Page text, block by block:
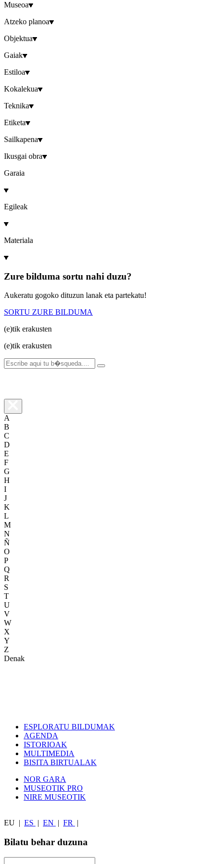
Museoa
Atzeko planoa
Objektua
Gaiak
Estiloa
Kokalekua
Teknika
Etiketa
Sailkapena
Ikusgai obra
Garaia
Egileak
Materiala
Zure bilduma sortu nahi duzu?
Aukeratu gogoko dituzun lanak eta partekatu!
SORTU ZURE BILDUMA
(e)tik erakusten
(e)tik erakusten
A
B
C
D
E
F
G
H
I
J
K
L
M
N
Ñ
O
P
Q
R
S
T
U
V
W
X
Y
Z
Denak
ESPLORATU BILDUMAK
AGENDA
ISTORIOAK
MULTIMEDIA
BISITA BIRTUALAK
NOR GARA
MUSEOTIK PRO
NIRE MUSEOTIK
EU ES EN FR
Bilatu behar duzuna